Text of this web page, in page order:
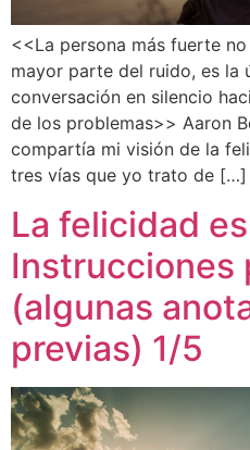
<<La persona más fuerte
mayor parte del ruido, es la
conversación en silencio
de los problemas>> Aaron
compartía mi visión de la
tres vías que yo trato de […]
La felicidad
Instrucciones
(algunas
previas) 1/5